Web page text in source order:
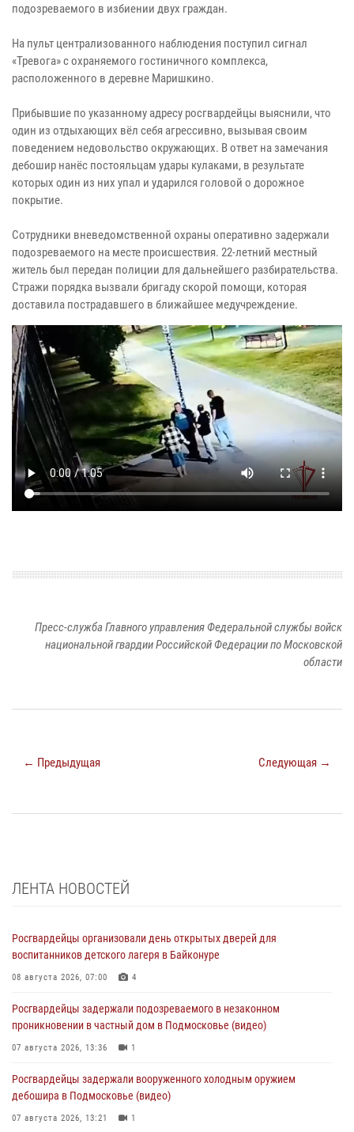
подозреваемого в избиении двух граждан.
На пульт централизованного наблюдения поступил сигнал
«Тревога» с охраняемого гостиничного комплекса,
расположенного в деревне Маришкино.
Прибывшие по указанному адресу росгвардейцы выяснили, что
один из отдыхающих вёл себя агрессивно, вызывая своим
поведением недовольство окружающих. В ответ на замечания
дебошир нанёс постояльцам удары кулаками, в результате
которых один из них упал и ударился головой о дорожное
покрытие.
Сотрудники вневедомственной охраны оперативно задержали
подозреваемого на месте происшествия. 22-летний местный
житель был передан полиции для дальнейшего разбирательства.
Стражи порядка вызвали бригаду скорой помощи, которая
доставила пострадавшего в ближайшее медучреждение.
Пресс-служба Главного управления Федеральной службы войск
национальной гвардии Российской Федерации по Московской
области
← Предыдущая Следующая →
ЛЕНТА НОВОСТЕЙ
Росгвардейцы организовали день открытых дверей для
воспитанников детского лагеря в Байконуре
08 августа 2026, 07:00 4
Росгвардейцы задержали подозреваемого в незаконном
проникновении в частный дом в Подмосковье (видео)
07 августа 2026, 13:36 1
Росгвардейцы задержали вооруженного холодным оружием
дебошира в Подмосковье (видео)
07 августа 2026, 13:21 1